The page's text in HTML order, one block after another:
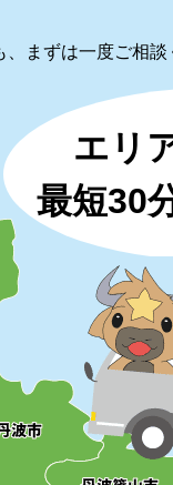
まずは一度ご相談
エリ
最短30